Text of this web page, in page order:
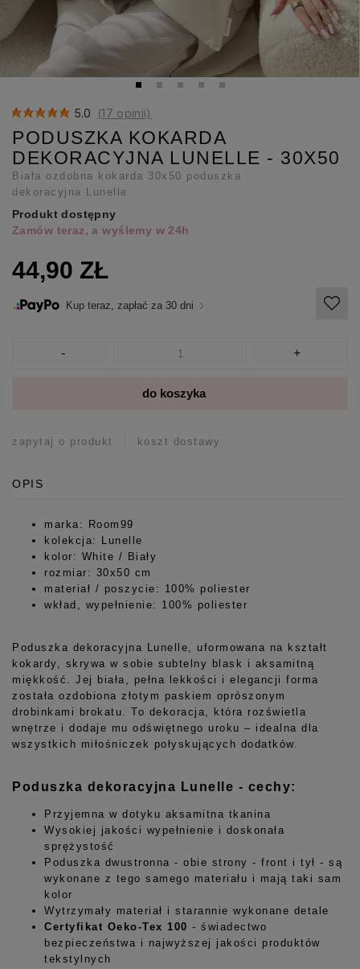
5.0 (17 opinii)
PODUSZKA KOKARDA
DEKORACYJNA LUNELLE - 30X50
Biała ozdobna kokarda 30x50 poduszka
dekoracyjna Lunelle
Produkt dostępny
Zamów teraz, a wyślemy w 24h
44,90 ZŁ
Kup teraz, zapłać za 30 dni
- +
do koszyka
zapytaj o produkt koszt dostawy
OPIS
marka: Room99
kolekcja: Lunelle
kolor: White / Biały
rozmiar: 30x50 cm
materiał / poszycie: 100% poliester
wkład, wypełnienie: 100% poliester
Poduszka dekoracyjna Lunelle, uformowana na kształt
kokardy, skrywa w sobie subtelny blask i aksamitną
miękkość. Jej biała, pełna lekkości i elegancji forma
została ozdobiona złotym paskiem oprószonym
drobinkami brokatu. To dekoracja, która rozświetla
wnętrze i dodaje mu odświętnego uroku – idealna dla
wszystkich miłośniczek połyskujących dodatków.
Podusz ka dekoracyjna Lunelle - cechy:
Przyjemna w dotyku aksamitna tkanina
Wysokiej jakości wypełnienie i doskonała
sprężystość
Poduszka dwustronna - obie strony - front i tył - są
wykonane z tego samego materiału i mają taki sam
kolor
Wytrzymały materiał i starannie wykonane detale
Certyfikat Oeko-Tex 100 - świadectwo
bezpieczeństwa i najwyższej jakości produktów
tekstylnych